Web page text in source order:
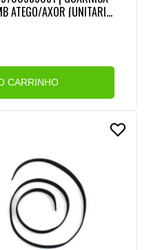
ATEGO/AXOR (UNITARIO
CARRINHO